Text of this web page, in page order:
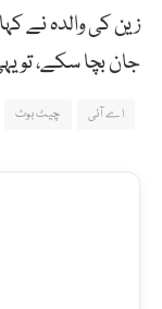
زین کی والدہ نے
جان بچا سکے، تو
اے آئی چیٹ بوٹ